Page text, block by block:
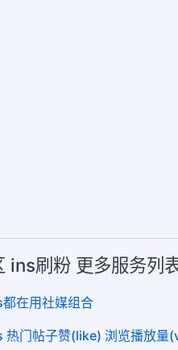
ins刷粉 更多服务列
在用社媒组合
热门帖子赞(like) 浏览播放